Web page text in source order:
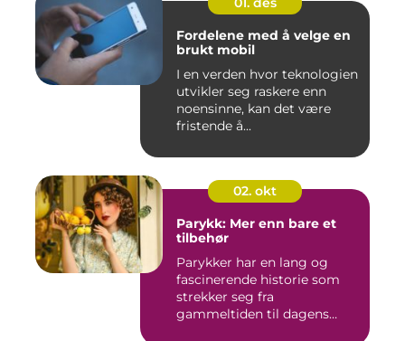
Fordelene med å velge en
brukt mobil
I en verden hvor teknologien
utvikler seg raskere enn
noensinne, kan det være
fristende å...
02. okt
Parykk: Mer enn bare et
tilbehør
Parykker har en lang og
fascinerende historie som
strekker seg fra
gammeltiden til dagens